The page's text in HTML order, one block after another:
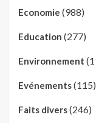
Economie (988)
Education (277)
Environnement
Evénements(115)
Faits divers(246)